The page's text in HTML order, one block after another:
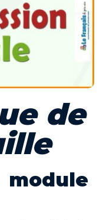
de
module